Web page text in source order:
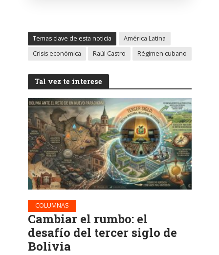
Temas clave de esta noticia
América Latina
Crisis económica
Raúl Castro Régimen cubano
Tal vez te interese
COLUMNAS
Cambiar el rumbo: el
desafío del tercer siglo de
Bolivia